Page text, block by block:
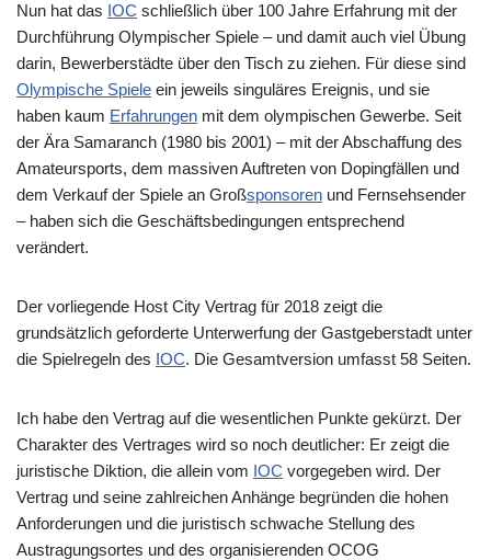
Nun hat das IOC schließlich über 100 Jahre Erfahrung mit der
Durchführung Olympischer Spiele – und damit auch viel Übung
darin, Bewerberstädte über den Tisch zu ziehen. Für diese sind
Olympische Spiele ein jeweils singuläres Ereignis, und sie
haben kaum Erfahrungen mit dem olympischen Gewerbe. Seit
der Ära Samaranch (1980 bis 2001) – mit der Abschaffung des
Amateursports, dem massiven Auftreten von Dopingfällen und
dem Verkauf der Spiele an Großsponsoren und Fernsehsender
– haben sich die Geschäftsbedingungen entsprechend
verändert.
Der vorliegende Host City Vertrag für 2018 zeigt die
grundsätzlich geforderte Unterwerfung der Gastgeberstadt unter
die Spielregeln des IOC. Die Gesamtversion umfasst 58 Seiten.
Ich habe den Vertrag auf die wesentlichen Punkte gekürzt. Der
Charakter des Vertrages wird so noch deutlicher: Er zeigt die
juristische Diktion, die allein vom IOC vorgegeben wird. Der
Vertrag und seine zahlreichen Anhänge begründen die hohen
Anforderungen und die juristisch schwache Stellung des
Austragungsortes und des organisierenden OCOG